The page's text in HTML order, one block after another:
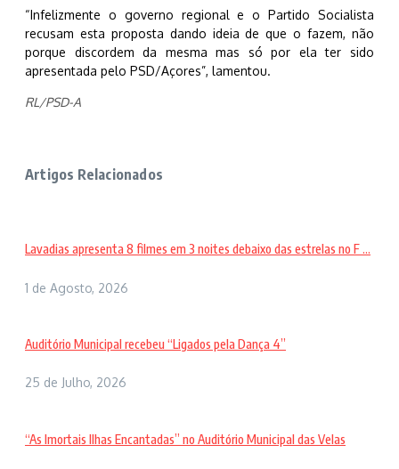
“Infelizmente o governo regional e o Partido Socialista
recusam esta proposta dando ideia de que o fazem, não
porque discordem da mesma mas só por ela ter sido
apresentada pelo PSD/Açores”, lamentou.
RL/PSD-A
Artigos Relacionados
Lavadias apresenta 8 filmes em 3 noites debaixo das estrelas no F ...
1 de Agosto, 2026
Auditório Municipal recebeu “Ligados pela Dança 4”
25 de Julho, 2026
“As Imortais Ilhas Encantadas” no Auditório Municipal das Velas